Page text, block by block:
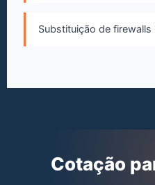
Substituição de
Cotação